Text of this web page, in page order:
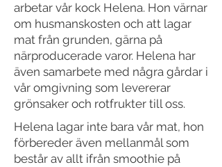
arbetar vår kock Helena. Hon värnar
om husmanskosten och att lagar
mat från grunden, gärna på
närproducerade varor. Helena har
även samarbete med några gårdar i
vår omgivning som levererar
grönsaker och rotfrukter till oss.
Helena lagar inte bara vår mat, hon
förbereder även mellanmål som
består av allt ifrån smoothie på